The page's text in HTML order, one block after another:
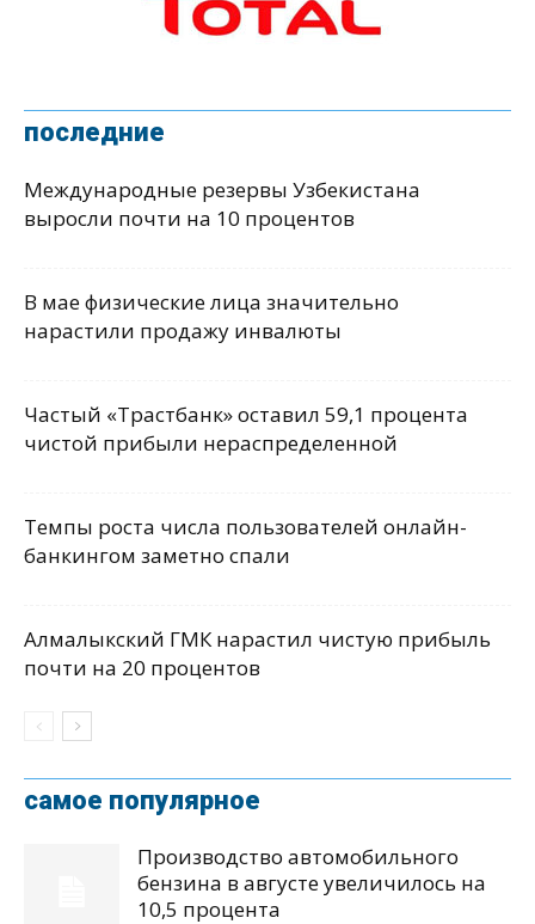
последние
Международные резервы Узбекистана
выросли почти на 10 процентов
В мае физические лица значительно
нарастили продажу инвалюты
Частый «Трастбанк» оставил 59,1 процента
чистой прибыли нераспределенной
Темпы роста числа пользователей онлайн-
банкингом заметно спали
Алмалыкский ГМК нарастил чистую прибыль
почти на 20 процентов
самое популярное
Производство автомобильного
бензина в августе увеличилось на
10,5 процента